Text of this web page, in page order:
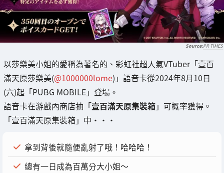
PR TIMES
以莎樂美小姐的愛稱為著名的、彩虹社超人氣VTuber「壹百
滿天原莎樂美(@1000000lome)」語音卡從2024年8月10日
(六)起「PUBG MOBILE」登場。
語音卡在游戲內商店抽「壹百滿天原集裝箱」可概率獲得。
「壹百滿天原集裝箱」中・・・
拿到背後就隨便亂射了哦！哈哈哈！
總有一日成為百萬分大小姐～